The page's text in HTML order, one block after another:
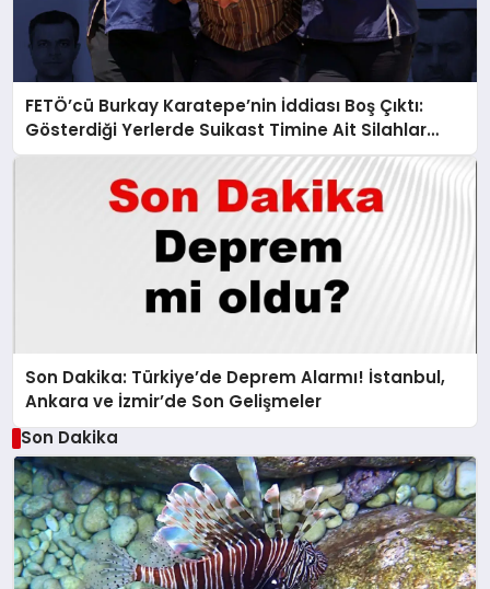
FETÖ’cü Burkay Karatepe’nin İddiası Boş Çıktı:
Gösterdiği Yerlerde Suikast Timine Ait Silahlar
Bulunamadı!
Son Dakika: Türkiye’de Deprem Alarmı! İstanbul,
Ankara ve İzmir’de Son Gelişmeler
Son Dakika